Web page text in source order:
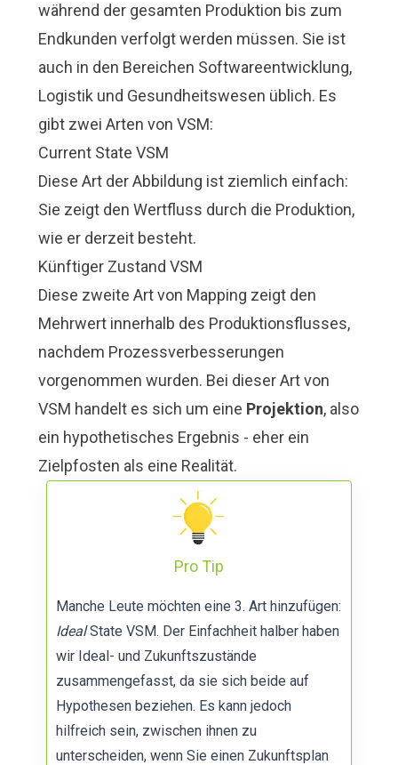
während der gesamten Produktion bis zum
Endkunden verfolgt werden müssen. Sie ist
auch in den Bereichen Softwareentwicklung,
Logistik und Gesundheitswesen üblich. Es
gibt zwei Arten von VSM:
Current State VSM
Diese Art der Abbildung ist ziemlich einfach:
Sie zeigt den Wertfluss durch die Produktion,
wie er derzeit besteht.
Künftiger Zustand VSM
Diese zweite Art von Mapping zeigt den
Mehrwert innerhalb des Produktionsflusses,
nachdem Prozessverbesserungen
vorgenommen wurden. Bei dieser Art von
VSM handelt es sich um eine Projektion, also
ein hypothetisches Ergebnis - eher ein
Zielpfosten als eine Realität.
Pro Tip
Manche Leute möchten eine 3. Art hinzufügen:
IdealState VSM. Der Einfachheit halber haben
wir Ideal- und Zukunftszustände
zusammengefasst, da sie sich beide auf
Hypothesen beziehen. Es kann jedoch
hilfreich sein, zwischen ihnen zu
unterscheiden, wenn Sie einen Zukunftsplan